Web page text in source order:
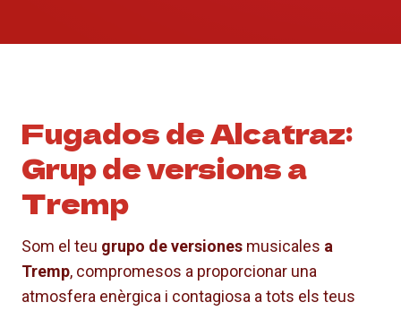
Fugados de Alcatraz:
Grup de versions a
Tremp
Som el teu grupo de versiones musicales a
Tremp, compromesos a proporcionar una
atmosfera enèrgica i contagiosa a tots els teus